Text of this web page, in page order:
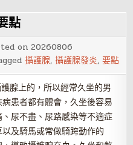
點
on20260806
攝護腺,攝護腺發炎,要點
腺上的，所以經常久坐的男
患者都有體會，久坐後容易
尿不盡、尿路感染等不適症
及騎馬或常做騎跨動作的